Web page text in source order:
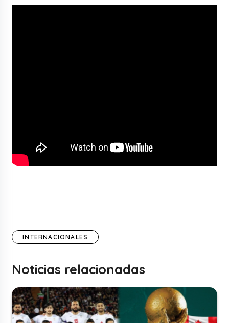
INTERNACIONALES
Noticias relacionadas